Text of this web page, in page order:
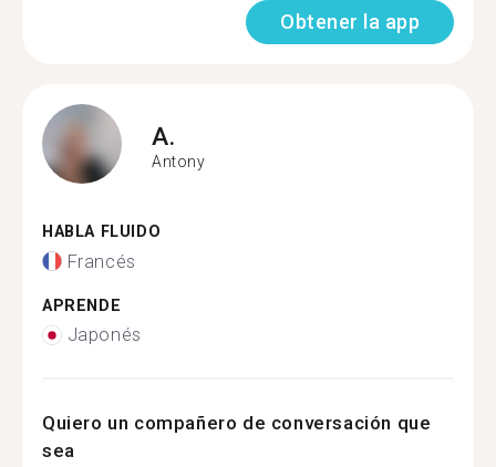
Obtener la app
A.
Antony
HABLA FLUIDO
Francés
APRENDE
Japonés
Quiero un compañero de conversación que
sea